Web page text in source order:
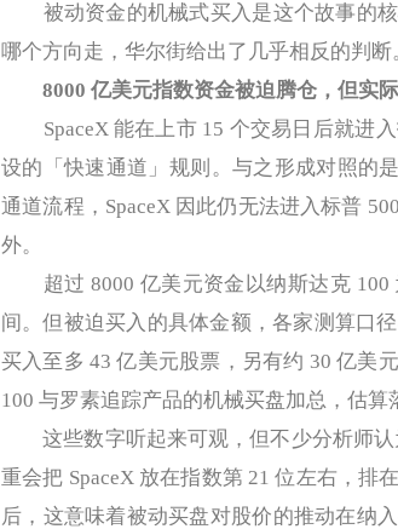
被动资金的机械式买入是这个故事的核
哪个方向走，华尔街给出了几乎相反的判断
8000 亿美元指数资金被迫腾仓，但实
SpaceX 能在上市 15 个交易日后就进入
设的「快速通道」规则。与之形成对照的
通道流程，SpaceX 因此仍无法进入标普
外。
超过 8000 亿美元资金以纳斯达克 100
间。但被迫买入的具体金额，各家测算口
买入至多 43 亿美元股票，另有约 30 亿美
100 与罗素追踪产品的机械买盘加总，估算
这些数字听起来可观，但不少分析师认
重会把 SpaceX 放在指数第 21 位左右，排
后，这意味着被动买盘对股价的推动在纳